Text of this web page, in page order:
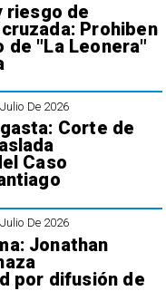
riesgo de
Prohiben
de "La Leonera"
De 2026
Corte de
Caso
De 2026
Jonathan
por difusión de